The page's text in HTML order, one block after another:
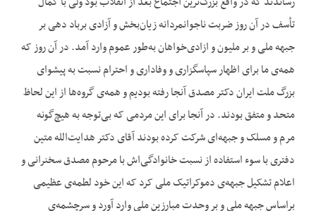
تأسف در آن روز ضربت ناجوانمردانه زیان‌‌بخش و آزادی برباد دهی بر
جبهه ملی و بر ملیون و ازادی‌‌خواهان به‌‌طور عموم وارد آمد. در آن روز که
همه‌‌ی ما برای اظهار سپاسگزاری و وفاداری و احترام نسبت به پیشوای
بزرگ ملت ایران دکتر مصدق آنجا رفته بودیم و همه‌‌ی گروه‌‌ها از این لحاظ
متحد و متفق بودند. در آنجا برای این مردمی که بی‌‌توجه به هیچ‌‌گونه
مرم و مسلک و جبهه‌‌ای شرکت کرده بودند آقای دکتر هدایت‌‌الله متین
دفتری با سوء استفاده از نسبت خانوادگی‌اش با مرحوم مصدق سخنرانی و
اعلام تشکیل جبهه‌‌ی دموکراتیک ملی کرد که این خود لطمه‌‌ی عظیمی
براساس جبهه ملی و بر وحدت مبارزین ملی وارد آورد و سرچشمه‌‌ی